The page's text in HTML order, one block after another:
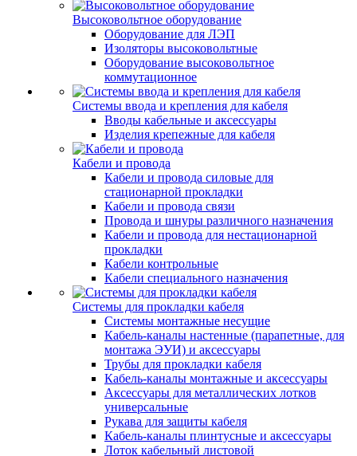
Высоковольтное оборудование
Оборудование для ЛЭП
Изоляторы высоковольтные
Оборудование высоковольтное
коммутационное
Системы ввода и крепления для кабеля
Вводы кабельные и аксессуары
Изделия крепежные для кабеля
Кабели и провода
Кабели и провода силовые для
стационарной прокладки
Кабели и провода связи
Провода и шнуры различного назначения
Кабели и провода для нестационарной
прокладки
Кабели контрольные
Кабели специального назначения
Системы для прокладки кабеля
Системы монтажные несущие
Кабель-каналы настенные (парапетные, для
монтажа ЭУИ) и аксессуары
Трубы для прокладки кабеля
Кабель-каналы монтажные и аксессуары
Аксессуары для металлических лотков
универсальные
Рукава для защиты кабеля
Кабель-каналы плинтусные и аксессуары
Лоток кабельный листовой